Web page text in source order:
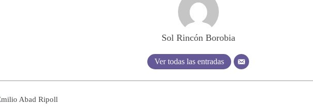
Sol Rincón Borobia
Ver todas las entradas